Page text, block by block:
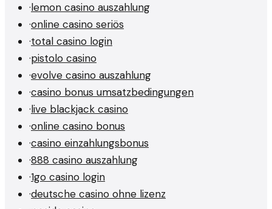
·lemon casino auszahlung
·online casino seriös
·total casino login
·pistolo casino
·evolve casino auszahlung
·casino bonus umsatzbedingungen
·live blackjack casino
·online casino bonus
·casino einzahlungsbonus
·888 casino auszahlung
·1go casino login
·deutsche casino ohne lizenz